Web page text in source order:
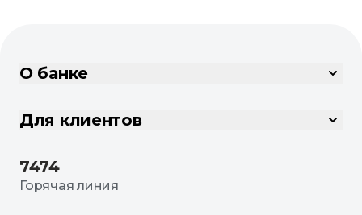
О банке
Для клиентов
7474
Горячая линия